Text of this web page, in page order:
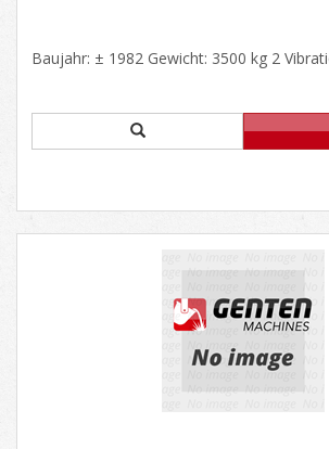
Baujahr: ± 1982 Gewicht: 3500 kg 2